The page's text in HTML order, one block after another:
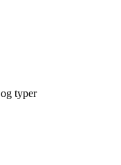
typer